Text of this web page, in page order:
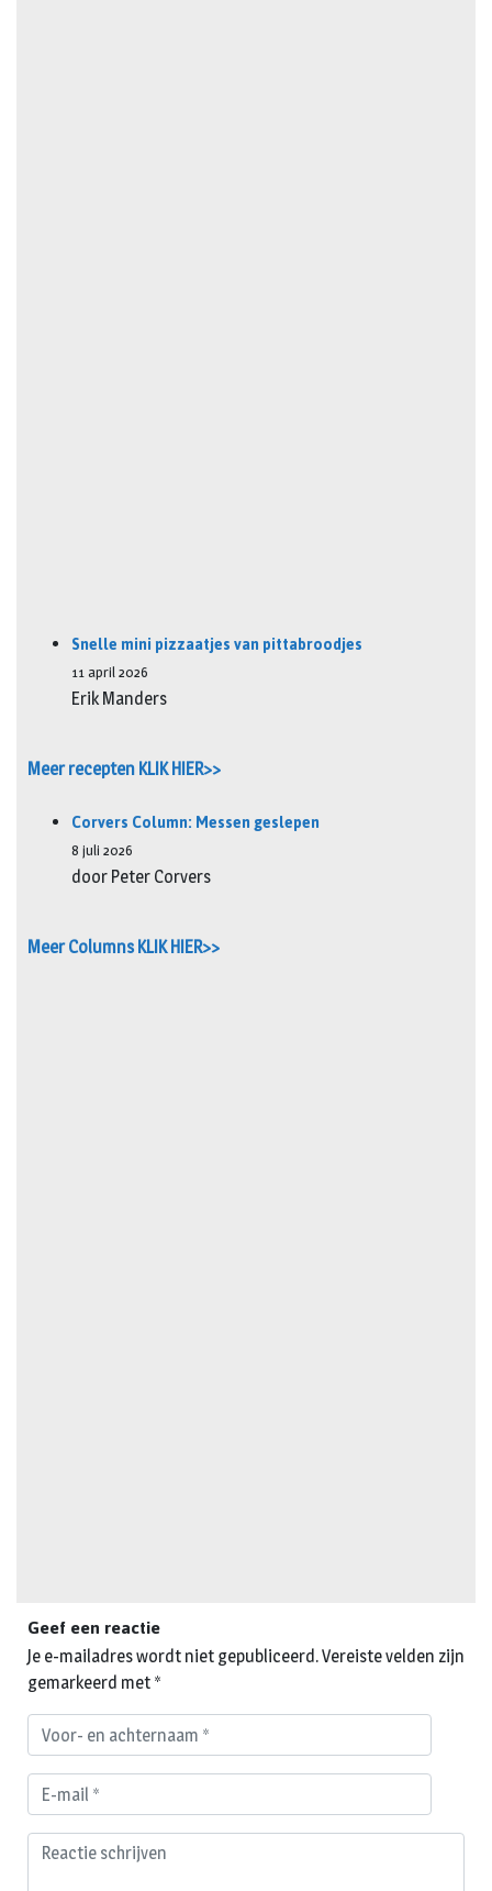
Snelle mini pizzaatjes van pittabroodjes
11 april 2026
Erik Manders
Meer recepten KLIK HIER>>
Corvers Column: Messen geslepen
8 juli 2026
door Peter Corvers
Meer Columns KLIK HIER>>
Geef een reactie
Je e-mailadres wordt niet gepubliceerd.Vereiste velden zijn
gemarkeerd met *